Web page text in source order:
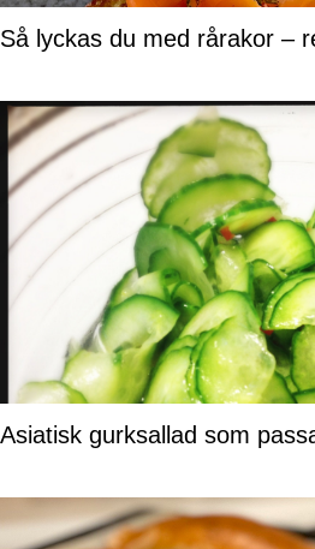
Så lyckas du med rårakor –
Asiatisk gurksallad som